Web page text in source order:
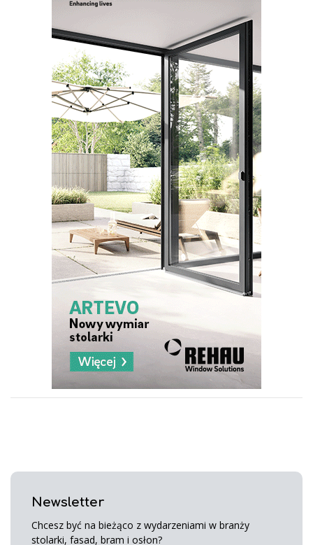
Newsletter
Chcesz być na bieżąco z wydarzeniami w branży
stolarki, fasad, bram i osłon?